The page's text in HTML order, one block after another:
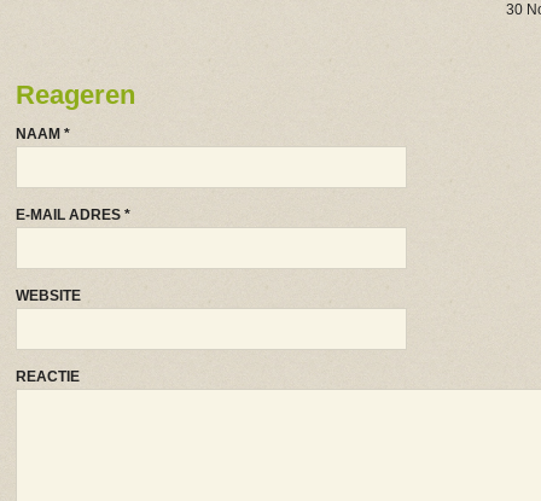
30
Reageren
NAAM *
E-MAIL ADRES *
WEBSITE
REACTIE